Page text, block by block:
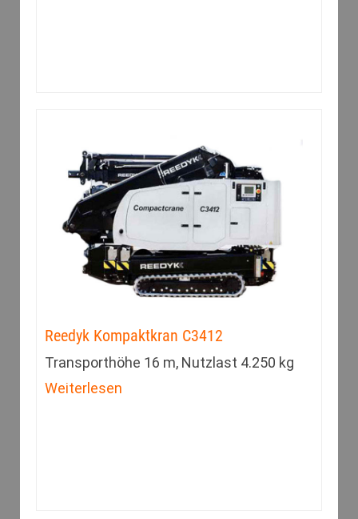
Reedyk Kompaktkran C3412
Transporthöhe 16 m, Nutzlast 4.250 kg
Weiterlesen